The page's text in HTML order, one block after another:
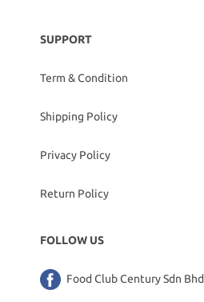
SUPPORT
Term & Condition
Shipping Policy
Privacy Policy
Return Policy
FOLLOW US
Food Club Century Sdn Bhd